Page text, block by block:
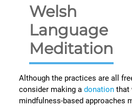
Welsh
Language
Meditation
Although the practices are all
consider making adonationthat
mindfulness-based approaches